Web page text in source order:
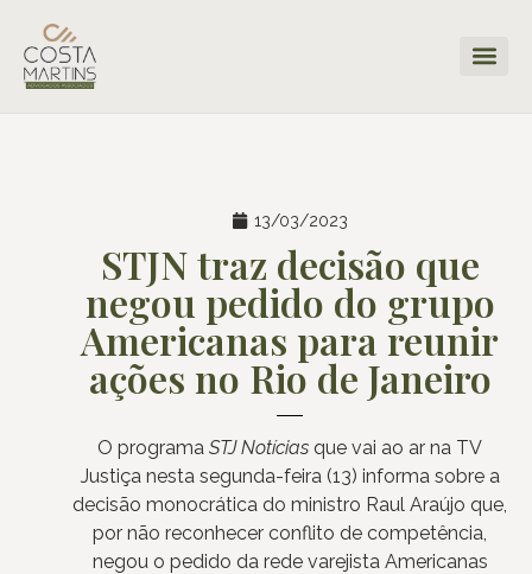
13/03/2023
STJN traz decisão que
negou pedido do grupo
Americanas para reunir
ações no Rio de Janeiro
O programa STJ Notícias que vai ao ar na TV
Justiça nesta segunda-feira (13) informa sobre a
decisão monocrática do ministro Raul Araújo que,
por não reconhecer conflito de competência,
negou o pedido da rede varejista Americanas